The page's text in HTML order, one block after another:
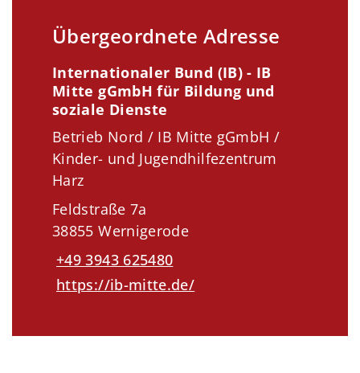
Übergeordnete Adresse
Internationaler Bund (IB) - IB
Mitte gGmbH für Bildung und
soziale Dienste
Betrieb Nord / IB Mitte gGmbH /
Kinder- und Jugendhilfezentrum
Harz
Feldstraße 7a
38855 Wernigerode
+49 3943 625480
https://ib-mitte.de/